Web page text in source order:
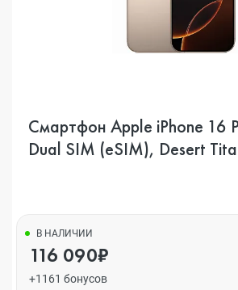
Смартфон Apple iPhone 16
Dual SIM (eSIM), Desert
В НАЛИЧИИ
116 090₽
+1161 бонусов